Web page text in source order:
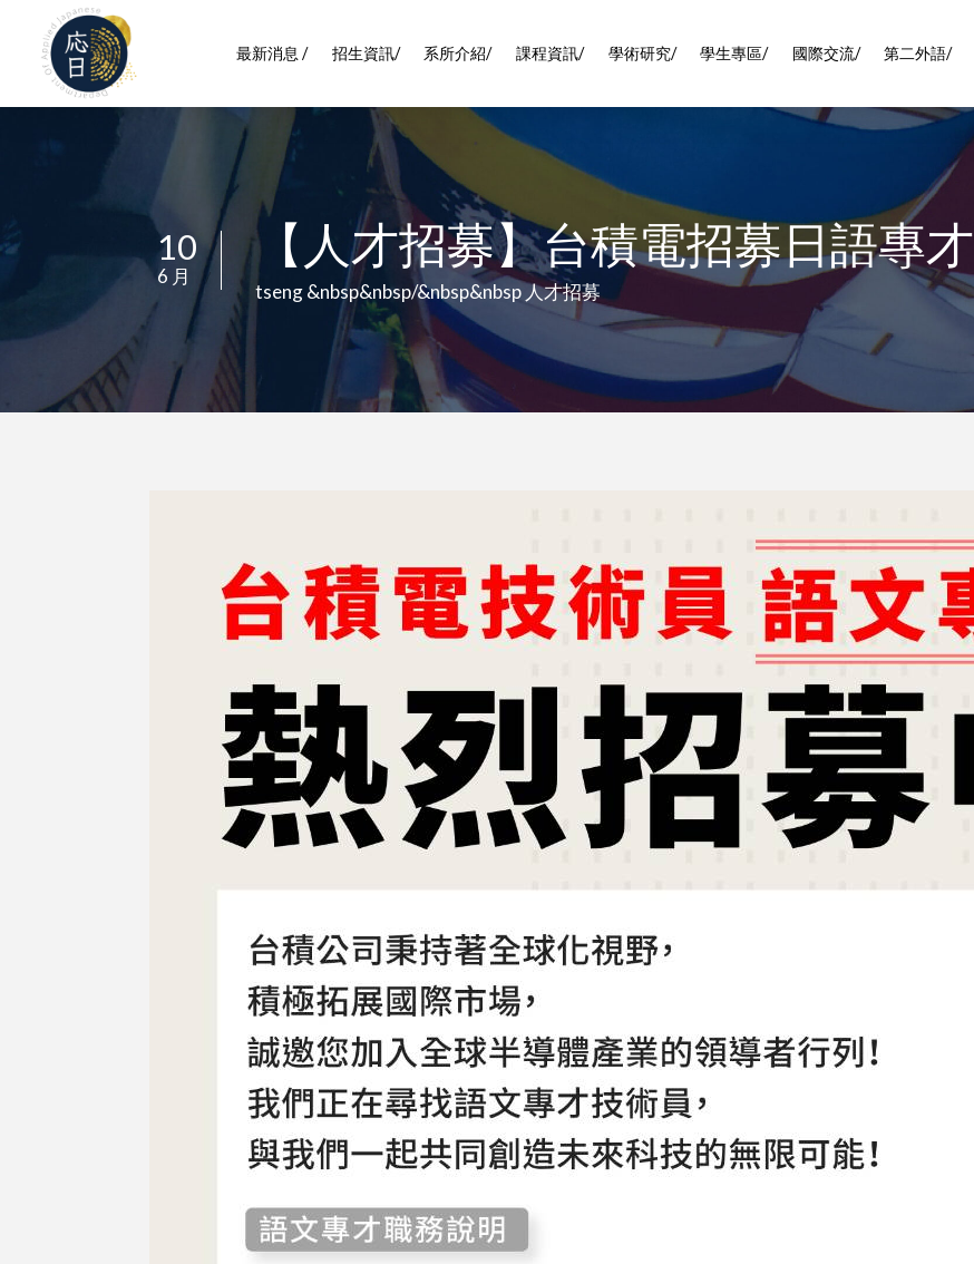
最新消息 / 招生資訊/ 系所介紹/ 課程資訊/ 學術研究/ 學生專區/ 國際交流/ 第二外語/
10 /
6 月 /
【人才招募】台積電招募日語專才
tseng &nbsp&nbsp/&nbsp&nbsp 人才招募